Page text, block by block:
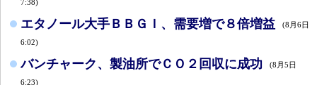
7:38)
エタノール大手ＢＢＧＩ、需要増で８倍増益 (8月6日
6:02)
バンチャーク、製油所でＣＯ２回収に成功 (8月5日
6:23)